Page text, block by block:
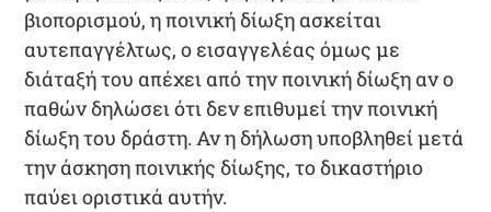
βιοπορισμού, η ποινική δίωξη ασκείται
αυτεπαγγέλτως, ο εισαγγελέας όμως με
διάταξή του απέχει από την ποινική δίωξη αν ο
παθών δηλώσει ότι δεν επιθυμεί την ποινική
δίωξη του δράστη. Αν η δήλωση υποβληθεί μετά
την άσκηση ποινικής δίωξης, το δικαστήριο
παύει οριστικά αυτήν.